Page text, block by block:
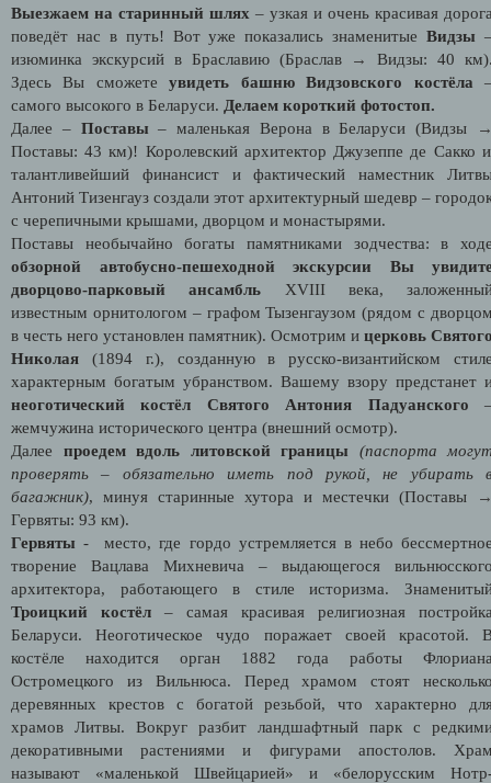
Выезжаем на старинный шлях – узкая и очень красивая
поведёт нас в путь! Вот уже показались знаменитыеВидзы
изюминка экскурсий в Браславию (Браслав
→
Видзы: 40
Здесь Вы сможетеувидеть башню Видзовского костёла
самого высокого в Беларуси. Делаем короткий фотостоп.
Далее – Поставы – маленькая Верона в Беларуси (Видзы
Поставы: 43 км)! Королевский архитектор Джузеппе де Сакко и
талантливейший финансист и фактический наместник
Антоний Тизенгауз создали этот архитектурный шедевр –
с черепичными крышами, дворцом и монастырями.
Поставы необычайно богаты памятниками зодчества: в
обзорной автобусно-пешеходной экскурсии Вы
дворцово-парковый ансамбль
XVIIIвека,
известным орнитологом – графом Тызенгаузом (рядом с
в честь него установлен памятник). Осмотрим и церковь
Николая (1894 г.), созданную в русско-византийском
характерным богатым убранством. Вашему взору предстанет
неоготический костёл Святого Антония Падуанского
жемчужина исторического центра (внешний осмотр).
Далее проедем вдоль литовской границы
(паспорта
проверять – обязательно иметь под рукой, не убирать
багажник), минуя старинные хутора и местечки (Поставы
Гервяты: 93 км).
Гервяты -
место, где гордо устремляется в небо
творение Вацлава Михневича – выдающегося
архитектора, работающего в стиле историзма.
Троицкий костёл – самая красивая религиозная
Беларуси. Неоготическое чудо поражает своей красотой.
костёле находится орган 1882 года работы
Остромецкого из Вильнюса. Перед храмом стоят
деревянных крестов с богатой резьбой, что характерно
храмов Литвы. Вокруг разбит ландшафтный парк с
декоративными растениями и фигурами апостолов.
называют «маленькой Швейцарией» и «белорусским